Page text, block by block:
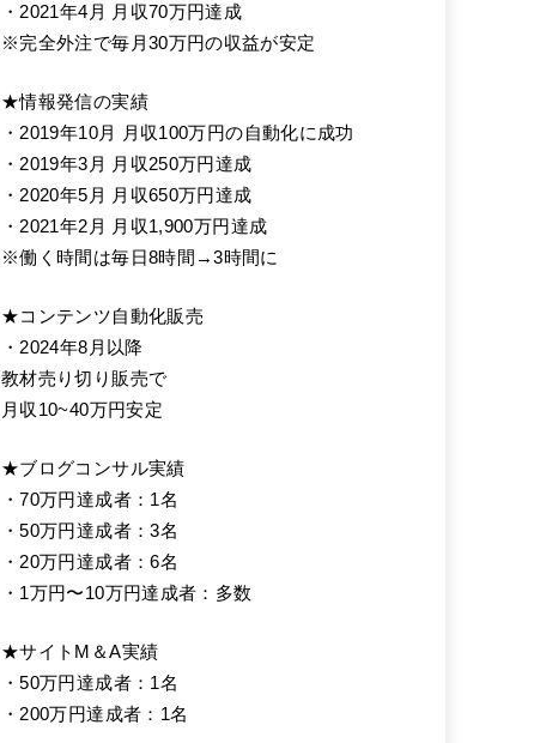
・2021年4月 月収70万円達成
※完全外注で毎月30万円の収益が安定
★情報発信の実績
・2019年10月 月収100万円の自動化に成功
・2019年3月 月収250万円達成
・2020年5月 月収650万円達成
・2021年2月 月収1,900万円達成
※働く時間は毎日8時間→3時間に
★コンテンツ自動化販売
・2024年8月以降
教材売り切り販売で
月収10~40万円安定
★ブログコンサル実績
・70万円達成者：1名
・50万円達成者：3名
・20万円達成者：6名
・1万円〜10万円達成者：多数
★サイトM＆A実績
・50万円達成者：1名
・200万円達成者：1名